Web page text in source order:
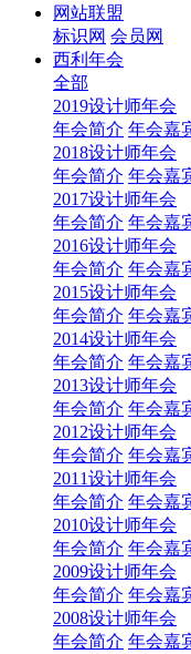
网站联盟
标识网 会员网
西利年会
全部
2019设计师年会
年会简介 年会嘉
2018设计师年会
年会简介 年会嘉
2017设计师年会
年会简介 年会嘉
2016设计师年会
年会简介 年会嘉
2015设计师年会
年会简介 年会嘉
2014设计师年会
年会简介 年会嘉
2013设计师年会
年会简介 年会嘉
2012设计师年会
年会简介 年会嘉
2011设计师年会
年会简介 年会嘉
2010设计师年会
年会简介 年会嘉
2009设计师年会
年会简介 年会嘉
2008设计师年会
年会简介 年会嘉